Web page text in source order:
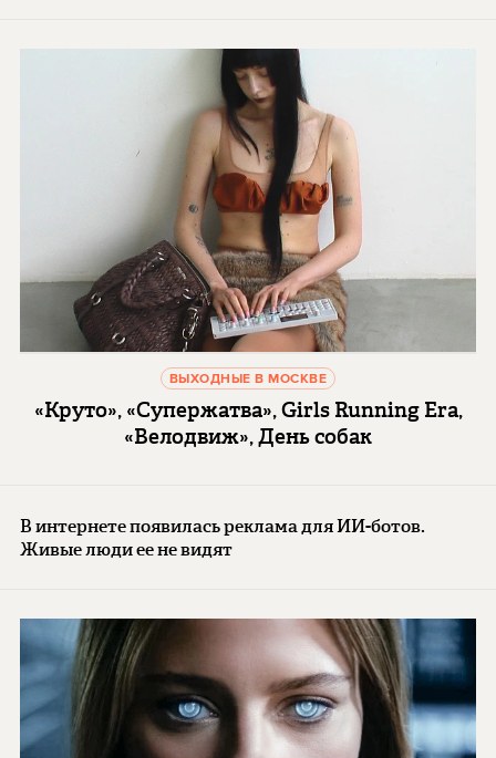
ВЫХОДНЫЕ В МОСКВЕ
«Круто», «Супержатва», Girls Running Era,
«Велодвиж», День собак
В интернете появилась реклама для ИИ-ботов.
Живые люди ее не видят